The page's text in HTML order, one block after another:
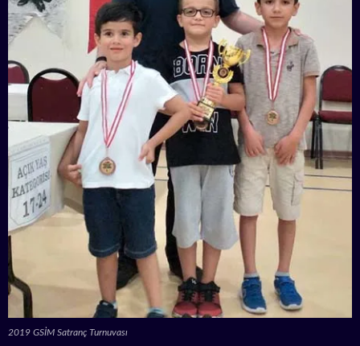
2019 GSİM Satranç Turnuvası